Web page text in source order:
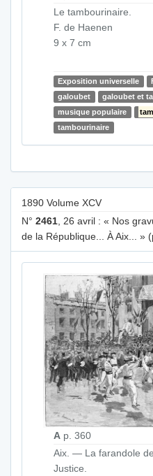
Le tambourinaire.
F. de Haenen
9 x 7 cm
Exposition universelle
galoubet
galoubet et
musique populaire
tambourinaire
1890 Volume XCV
N° 2461 , 26 avril : « Nos
de la République... À Aix... »
A p. 360
Aix. — La farandole
Justice.